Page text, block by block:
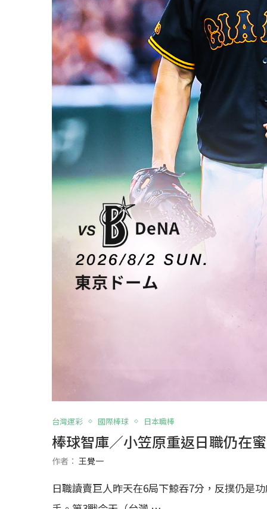
台灣運彩 國際棒球 日本職棒
棒球智庫／小笠原重返日職仍在
作者： 王覺一
日職讀賣巨人昨天在6局下鯨吞7分，反撲仍是